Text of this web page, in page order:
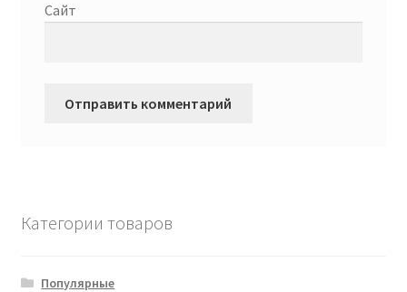
Сайт
Категории товаров
Популярные